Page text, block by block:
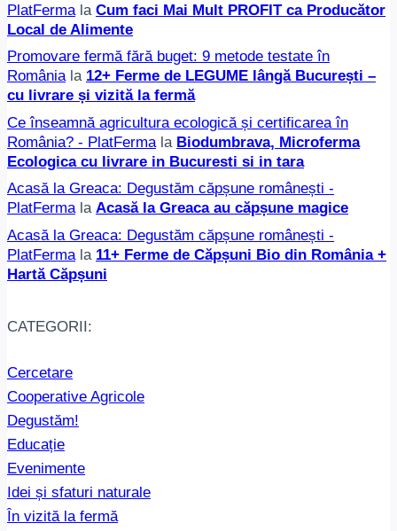
PlatFermala Cum faci Mai Mult PROFIT ca Producător
Local de Alimente
Promovare fermă fără buget: 9 metode testate în
Româniala 12+ Ferme de LEGUME lângă București –
cu livrare și vizită la fermă
Ce înseamnă agricultura ecologică și certificarea în
România? - PlatFermala Biodumbrava, Microferma
Ecologica cu livrare in Bucuresti si in tara
Acasă la Greaca: Degustăm căpșune românești -
PlatFermala Acasă la Greaca au căpșune magice
Acasă la Greaca: Degustăm căpșune românești -
PlatFermala 11+ Ferme de Căpșuni Bio din România +
Hartă Căpșuni
CATEGORII:
Cercetare
Cooperative Agricole
Degustăm!
Educație
Evenimente
Idei și sfaturi naturale
În vizită la fermă